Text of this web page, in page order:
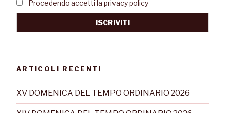
Procedendo accetti la privacy policy
ARTICOLI RECENTI
XV DOMENICA DEL TEMPO ORDINARIO 2026